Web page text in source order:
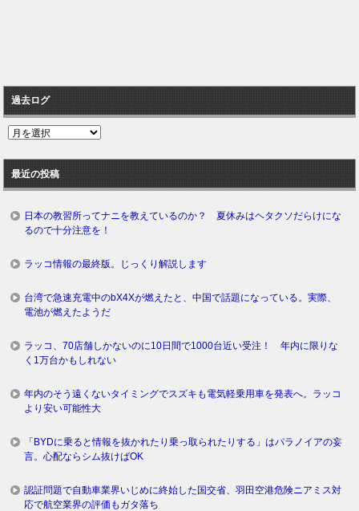
過去ログ
過
ロ
グ
最近の投稿
日本の教習所ってナニを教えているのか？ 夏休みはヘタクソだらけにな
るので十分注意を！
ラッコ情報の最終版。じっくり解説します
台湾で急速充電中のbX4Xが燃えたと、中国で話題になっている。実際、
電池が燃えたようだ
ラッコ、70店舗しかないのに10日間で1000台近い受注！ 年内に限りな
く1万台かもしれない
年内のそう遠くないタイミングでスズキも電気軽乗用車を発表へ。ラッコ
より安い可能性大
「BYDに乗ると情報を抜かれたり乗っ取られたりする」はパラノイアの妄
言。心配ならシム抜けばOK
認証問題で自動車業界いじめに終始した国交省、羽田空港危険ニアミス対
応で航空業界の評価もガタ落ち